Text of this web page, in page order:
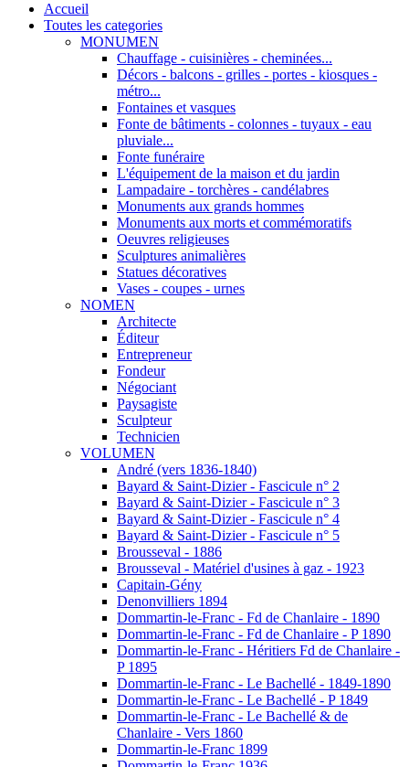
Accueil
Toutes les categories
MONUMEN
Chauffage - cuisinières - cheminées...
Décors - balcons - grilles - portes - kiosques -
métro...
Fontaines et vasques
Fonte de bâtiments - colonnes - tuyaux - eau
pluviale...
Fonte funéraire
L'équipement de la maison et du jardin
Lampadaire - torchères - candélabres
Monuments aux grands hommes
Monuments aux morts et commémoratifs
Oeuvres religieuses
Sculptures animalières
Statues décoratives
Vases - coupes - urnes
NOMEN
Architecte
Éditeur
Entrepreneur
Fondeur
Négociant
Paysagiste
Sculpteur
Technicien
VOLUMEN
André (vers 1836-1840)
Bayard & Saint-Dizier - Fascicule n° 2
Bayard & Saint-Dizier - Fascicule n° 3
Bayard & Saint-Dizier - Fascicule n° 4
Bayard & Saint-Dizier - Fascicule n° 5
Brousseval - 1886
Brousseval - Matériel d'usines à gaz - 1923
Capitain-Gény
Denonvilliers 1894
Dommartin-le-Franc - Fd de Chanlaire - 1890
Dommartin-le-Franc - Fd de Chanlaire - P 1890
Dommartin-le-Franc - Héritiers Fd de Chanlaire -
P 1895
Dommartin-le-Franc - Le Bachellé - 1849-1890
Dommartin-le-Franc - Le Bachellé - P 1849
Dommartin-le-Franc - Le Bachellé & de
Chanlaire - Vers 1860
Dommartin-le-Franc 1899